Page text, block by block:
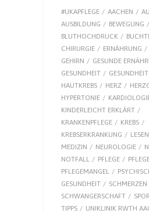
#UKAPFLEGE AACHEN
AUSBILDUNG
BEWEGUNG
BLUTHOCHDRUCK
CHIRURGIE
ERNÄHRUNG
GEHIRN
GESUNDE
GESUNDHEIT
HAUTKREBS
HERZ
HYPERTONIE
KINDERLEICHT ERKLÄRT
KRANKENPFLEGE
KREBS
KREBSERKRANKUNG
LESEN
MEDIZIN
NEUROLOGIE
NOTFALL
PFLEGE
PFLEGEMANGEL
GESUNDHEIT
SCHMERZEN
SCHWANGERSCHAFT
TIPPS
UNIKLINIK RWTH